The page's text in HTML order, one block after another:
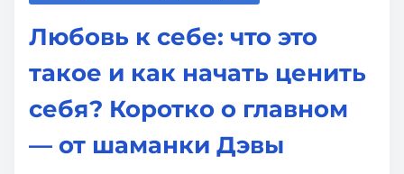
Любовь к себе: что это
такое и как начать ценить
себя? Коротко о главном
— от шаманки Дэвы